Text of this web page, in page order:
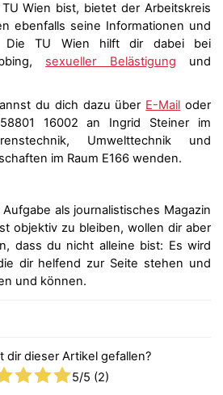
Wien bist, bietet der Arbeitskreis
ebenfalls seine Informationen und
Die TU Wien hilft dir dabei bei
sexueller Belästigung und
du dich dazu über E-Mail oder
16002 an Ingrid Steiner im
Umwelttechnik und
im Raum E166 wenden.
als journalistisches Magazin
objektiv zu bleiben, wollen dir aber
dass du nicht alleine bist: Es wird
dir helfend zur Seite stehen und
und können.
dir dieser Artikel gefallen?
5/5 (2)